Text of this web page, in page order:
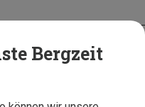
Bergzeit